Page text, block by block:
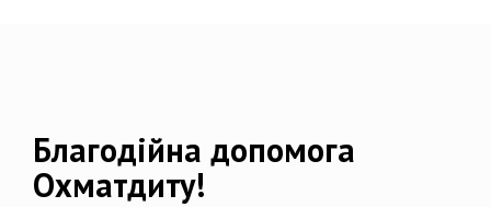
Благодійна допомога
Охматдиту!